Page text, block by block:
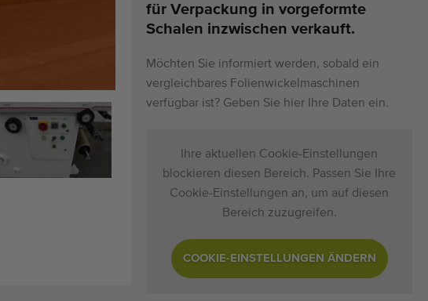
für Verpackung in vorgeformte
Schalen inzwischen verkauft.
Möchten Sie informiert werden, sobald ein
vergleichbares Folienwickelmaschinen
verfügbar ist? Geben Sie hier Ihre Daten ein.
Ihre aktuellen Cookie-Einstellungen
blockieren diesen Bereich. Passen Sie Ihre
Cookie-Einstellungen an, um auf diesen
Bereich zuzugreifen.
COOKIE-EINSTELLUNGEN ÄNDERN